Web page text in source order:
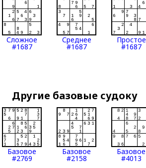
Сложное
#1687
Среднее
#1687
Простое
#1687
Другие базовые судоку
Базовое
#2769
Базовое
#2158
Базовое
#4013